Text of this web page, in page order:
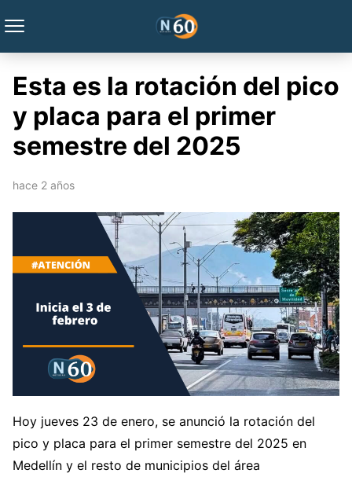
Esta es la rotación del pico
y placa para el primer
semestre del 2025
hace 2 años
Hoy jueves 23 de enero, se anunció la rotación del
pico y placa para el primer semestre del 2025 en
Medellín y el resto de municipios del área